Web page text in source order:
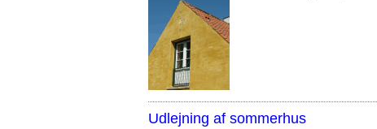
Udlejning af sommerhus